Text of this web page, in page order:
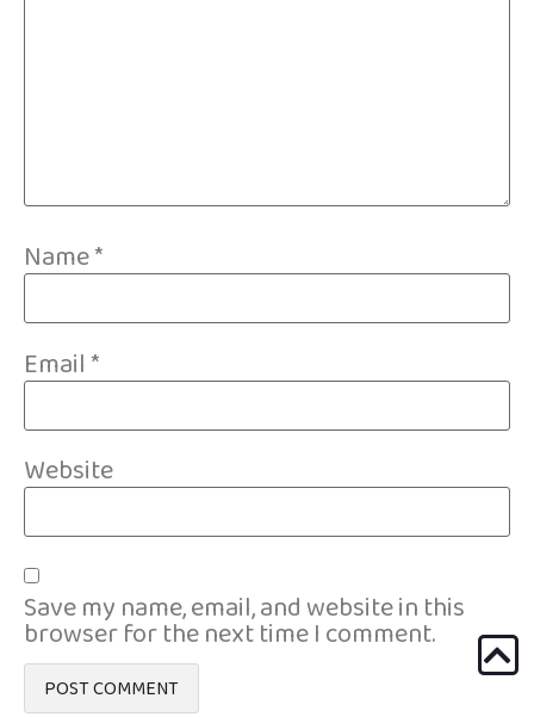
Name*
Email*
Website
Save my name, email, and website in this
browser for the next time I comment.